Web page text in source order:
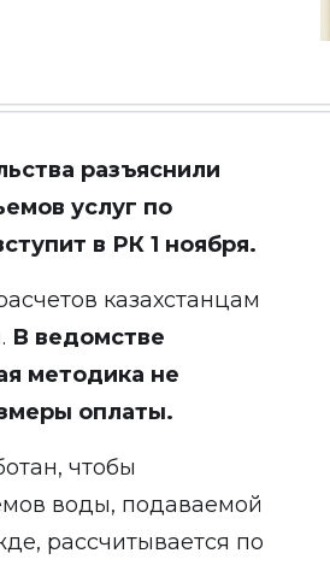
разъяснили
услуг по
в РК 1 ноября.
казахстанцам
В ведомстве
методика не
оплаты.
чтобы
воды, подаваемой
рассчитывается по